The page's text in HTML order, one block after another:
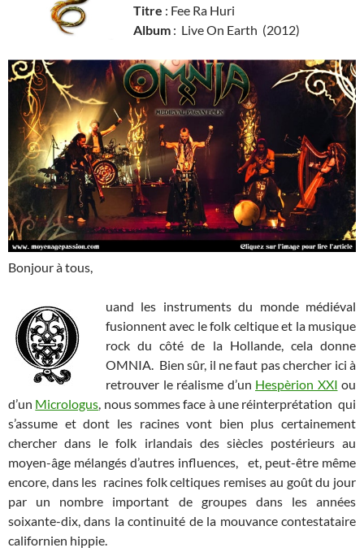
Titre : Fee Ra Huri
Album : Live On Earth (2012)
Bonjour à tous,
uand les instruments du monde médiéval
fusionnent avec le folk celtique et la musique
rock du côté de la Hollande, cela donne
OMNIA. Bien sûr, il ne faut pas chercher ici à
retrouver le réalisme d’un Hespèrion XXI ou
d’un Micrologus, nous sommes face à une réinterprétation qui
s’assume et dont les racines vont bien plus certainement
chercher dans le folk irlandais des siècles postérieurs au
moyen-âge mélangés d’autres influences, et, peut-être même
encore, dans les racines folk celtiques remises au goût du jour
par un nombre important de groupes dans les années
soixante-dix, dans la continuité de la mouvance contestataire
californien hippie.